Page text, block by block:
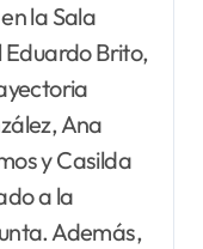
la Sala
Brito,
Ana
y Casilda
a la
Además,